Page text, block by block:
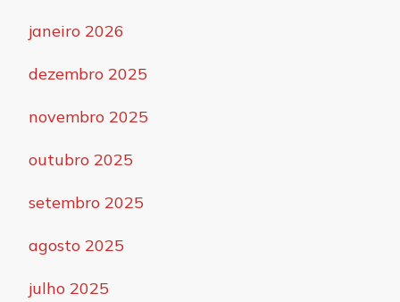
janeiro 2026
dezembro 2025
novembro 2025
outubro 2025
setembro 2025
agosto 2025
julho 2025